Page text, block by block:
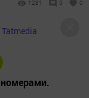
1281 0 0
базы данных
когда одно
страховых